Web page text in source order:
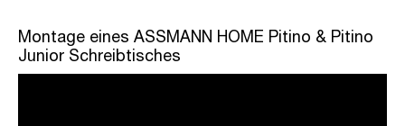
Montage eines ASSMANN HOME Pitino & Pitino
Junior Schreibtisches